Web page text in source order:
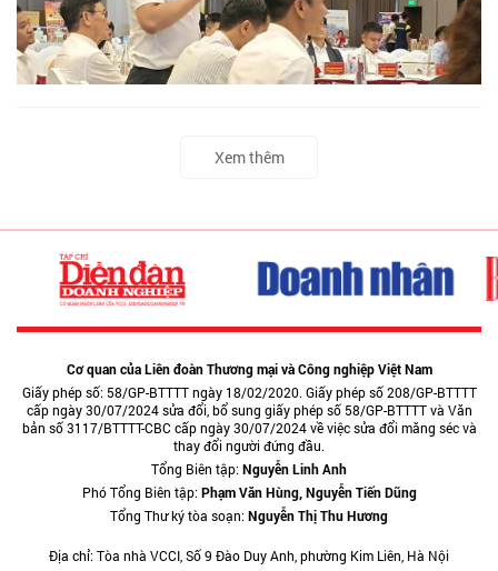
Xem thêm
Cơ quan của Liên đoàn Thương mại và Công nghiệp Việt Nam
Giấy phép số: 58/GP-BTTTT ngày 18/02/2020. Giấy phép số 208/GP-BTTTT
cấp ngày 30/07/2024 sửa đổi, bổ sung giấy phép số 58/GP-BTTTT và Văn
bản số 3117/BTTTT-CBC cấp ngày 30/07/2024 về việc sửa đổi măng séc và
thay đổi người đứng đầu.
Tổng Biên tập:Nguyễn Linh Anh
Phó Tổng Biên tập:Phạm Văn Hùng, Nguyễn Tiến Dũng
Tổng Thư ký tòa soạn:Nguyễn Thị Thu Hương
Địa chỉ: Tòa nhà VCCI, Số 9 Đào Duy Anh, phường Kim Liên, Hà Nội